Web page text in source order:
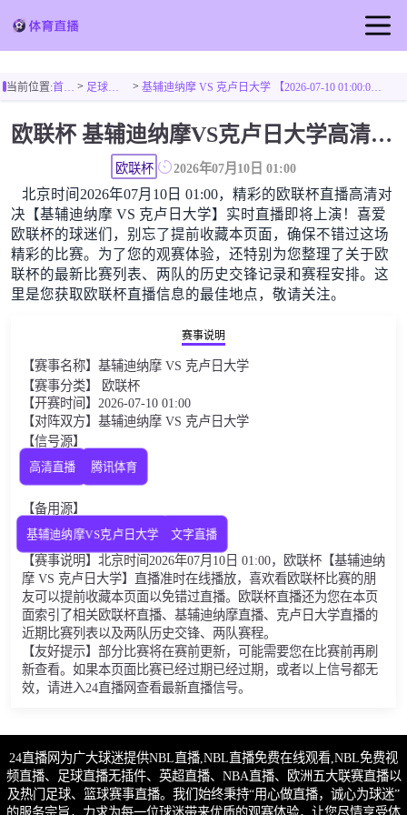
篮球直播
当前位置: 首页 > 足球直播 > 基辅迪纳摩 VS 克卢日大学 【2026-07-10 01:00:00】
欧联杯 基辅迪纳摩VS克卢日大学高清直播免费观看
欧联杯 2026年07月10日 01:00
北京时间2026年07月10日 01:00，精彩的欧联杯直播高清对
决【基辅迪纳摩 VS 克卢日大学】实时直播即将上演！喜爱
欧联杯的球迷们，别忘了提前收藏本页面，确保不错过这场
精彩的比赛。为了您的观赛体验，还特别为您整理了关于欧
联杯的最新比赛列表、两队的历史交锋记录和赛程安排。这
里是您获取欧联杯直播信息的最佳地点，敬请关注。
赛事说明
【赛事名称】基辅迪纳摩 VS 克卢日大学
【赛事分类】 欧联杯
【开赛时间】2026-07-10 01:00
【对阵双方】基辅迪纳摩 VS 克卢日大学
【信号源】
高清直播 腾讯体育
【备用源】
基辅迪纳摩VS克卢日大学 文字直播
【赛事说明】北京时间2026年07月10日 01:00，欧联杯【基辅迪纳
摩 VS 克卢日大学】直播准时在线播放，喜欢看欧联杯比赛的朋
友可以提前收藏本页面以免错过直播。欧联杯直播还为您在本页
面索引了相关欧联杯直播、基辅迪纳摩直播、克卢日大学直播的
近期比赛列表以及两队历史交锋、两队赛程。
【友好提示】部分比赛将在赛前更新，可能需要您在比赛前再刷
新查看。如果本页面比赛已经过期已经过期，或者以上信号都无
效，请进入24直播网查看最新直播信号。
24直播网为广大球迷提供NBL直播,NBL直播免费在线观看,NBL免费视
频直播、足球直播无插件、英超直播、NBA直播、欧洲五大联赛直播以
及热门足球、篮球赛事直播。我们始终秉持“用心做直播，诚心为球迷”